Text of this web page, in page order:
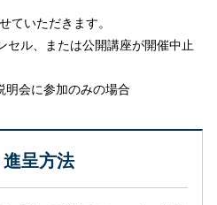
ていただきます。
セル、または公開講座が開催中止
明会に参加のみの場合
呈方法